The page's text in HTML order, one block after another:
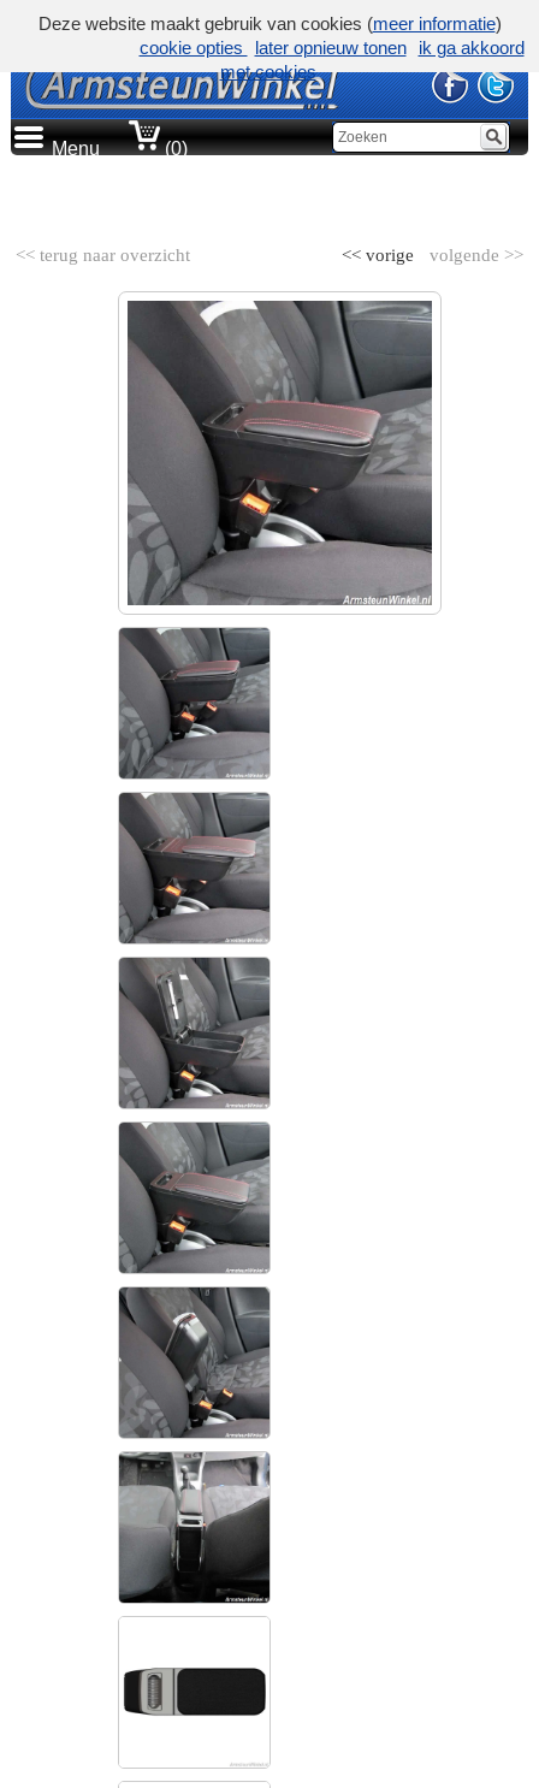
Menu (0)
<< terug naar overzicht volgende >>
<< vorige
Deze website maakt gebruik van cookies (meer informatie)
cookie opties
later opnieuw tonen
ik ga akkoord
met cookies